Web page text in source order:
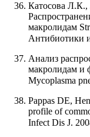
Катосова
макролидам
Антибиотики
Анализ
макролидам и
Mycoplasma
Pappas DE,
profile of
Infect Dis J.